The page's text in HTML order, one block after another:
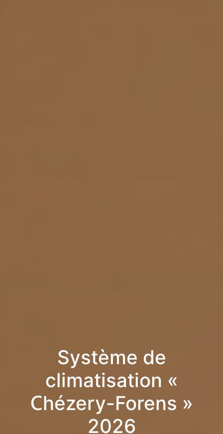
Système de
climatisation «
Chézery-Forens »
2026